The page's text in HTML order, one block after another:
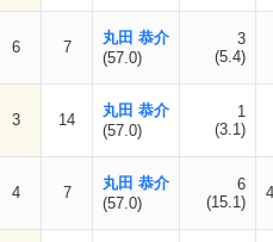
6 7
丸田 恭介
(57.0)
3
(5.4)
3 14
丸田 恭介
(57.0)
1
(3.1)
4 7
丸田 恭介
(57.0)
6
(15.1)